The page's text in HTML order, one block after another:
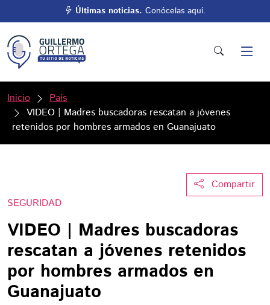
Últimas noticias. Conócelas aquí.
Inicio
País
VIDEO | Madres buscadoras rescatan a jóvenes
retenidos por hombres armados en Guanajuato
Compartir
SEGURIDAD
VIDEO | Madres buscadoras
rescatan a jóvenes retenidos
por hombres armados en
Guanajuato